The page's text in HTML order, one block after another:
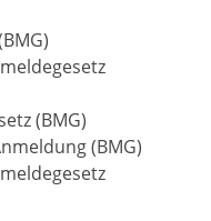
(BMG)
(BMG)